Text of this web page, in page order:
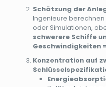
Schätzung der
Ingenieure berechnen
oder Simulationen,
schwerere Schiffe
Geschwindigkeiten
Konzentration auf